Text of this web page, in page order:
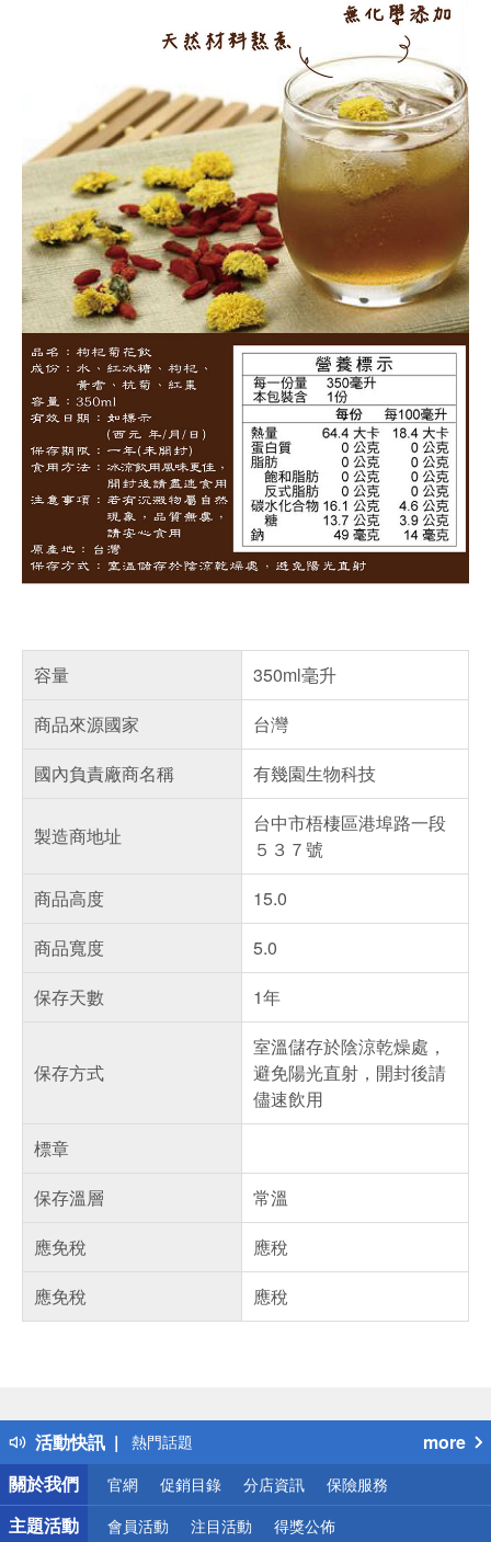
容量
350ml毫升
商品來源國家
台灣
國內負責廠商名稱
有幾園生物科技
製造商地址
台中市梧棲區港埠路一段
５３７號
商品高度
15.0
商品寬度
5.0
保存天數
1年
保存方式
室溫儲存於陰涼乾燥處，
避免陽光直射，開封後請
儘速飲用
標章
保存溫層
常溫
應免稅
應稅
應免稅
應稅
活動快訊
得獎公告
熱門話題
銀行優惠
偏遠地區配送
詐騙網頁！請小心！
more
關於我們
官網 促銷目錄 分店資訊 保險服務
主題活動 會員活動 注目活動 得獎公佈